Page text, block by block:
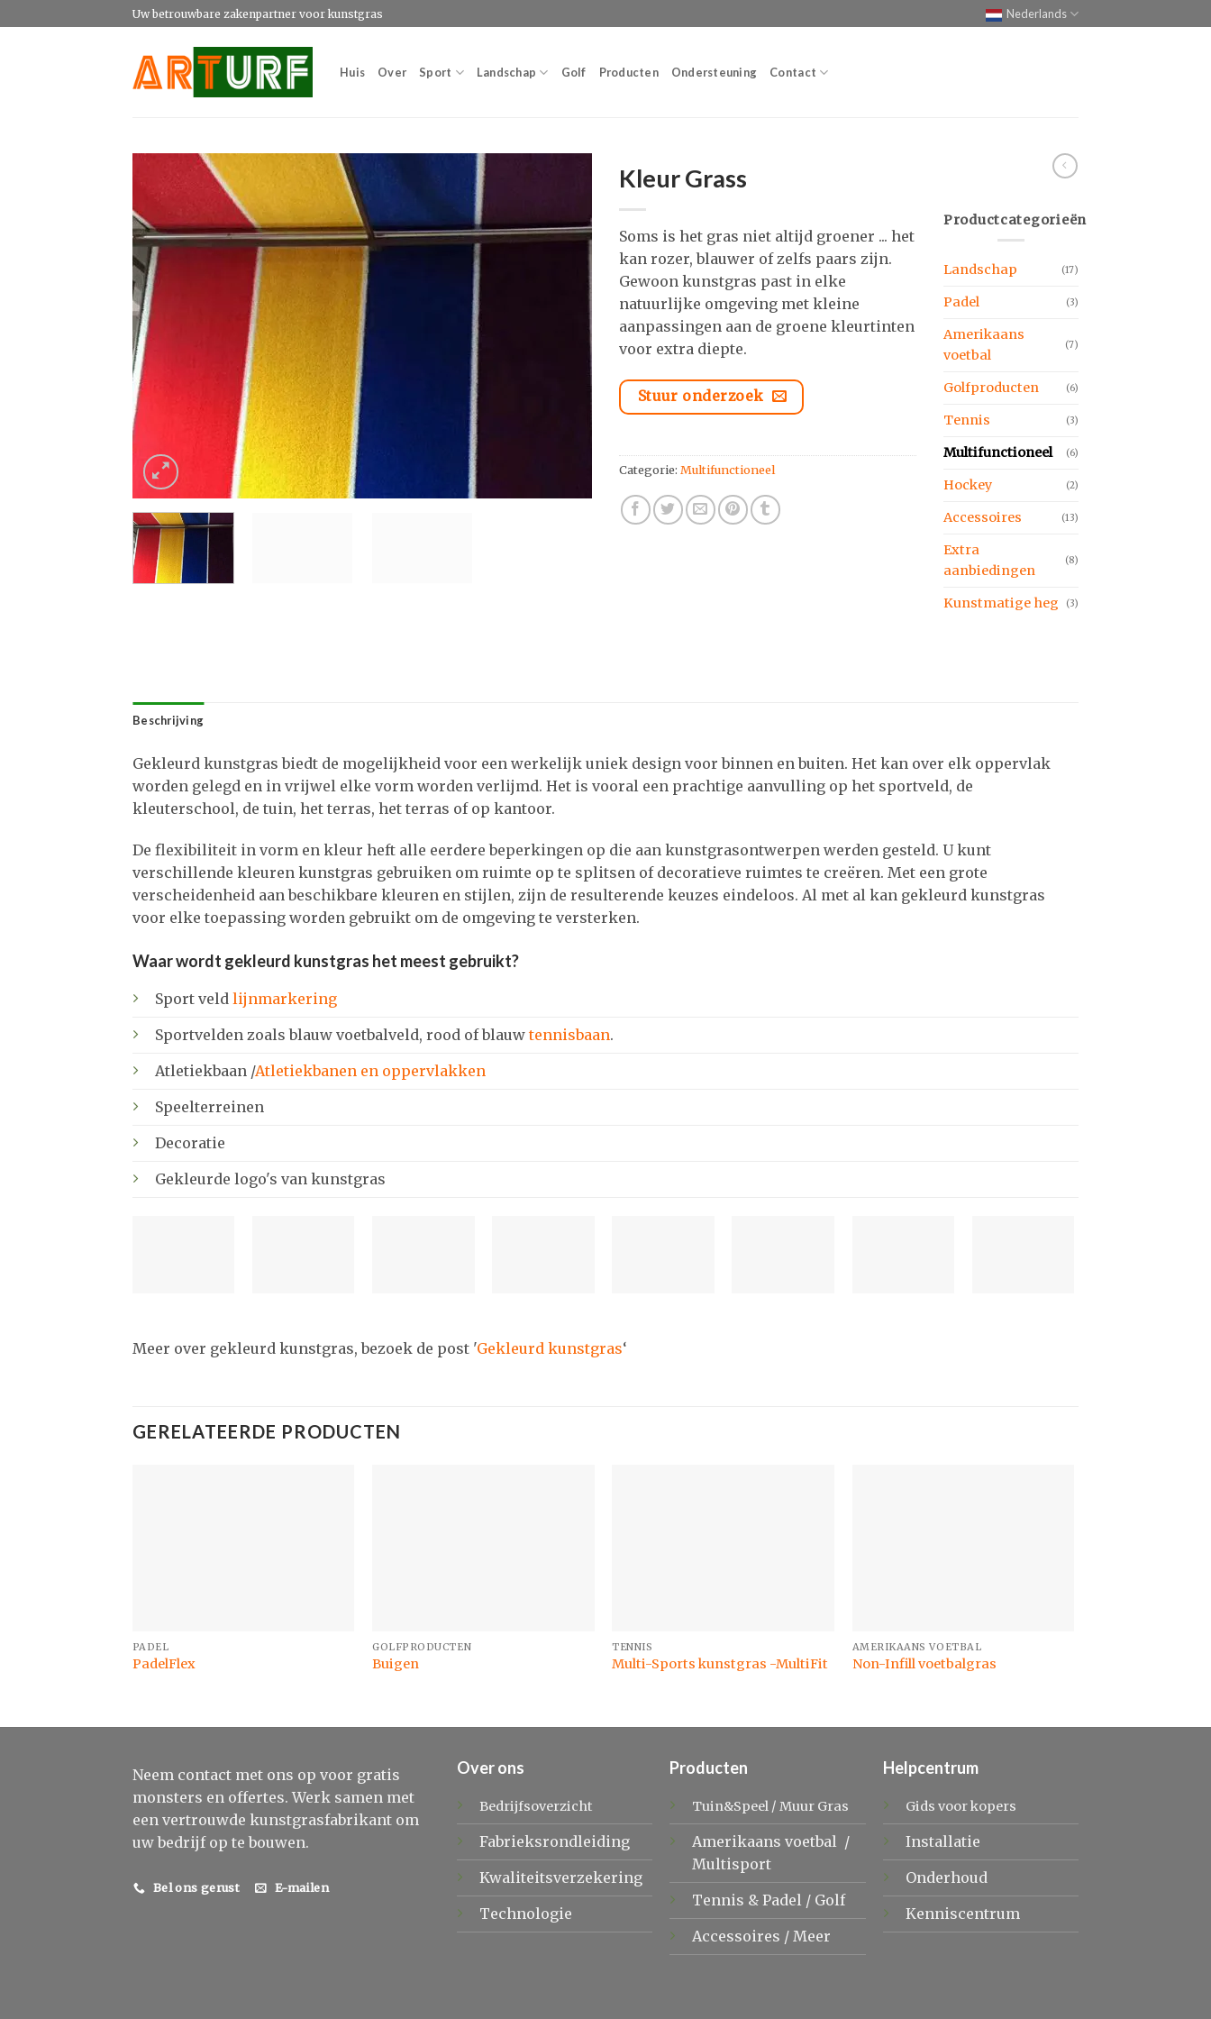
naar
Uw betrouwbare zakenpartner voor kunstgras Nederlands
Huis Over Sport Landschap Golf Producten Ondersteuning Contact
Kleur Grass
Soms is het gras niet altijd groener ... het
kan rozer, blauwer of zelfs paars zijn.
Gewoon kunstgras past in elke
natuurlijke omgeving met kleine
aanpassingen aan de groene kleurtinten
voor extra diepte.
Stuur onderzoek
Categorie: Multifunctioneel
Productcategorieën
Landschap (17)
Padel (3)
Amerikaans
voetbal
(7)
Golfproducten (6)
Tennis (3)
Multifunctioneel (6)
Hockey (2)
Accessoires (13)
Extra
aanbiedingen
(8)
Kunstmatige heg (3)
Beschrijving
Gekleurd kunstgras biedt de mogelijkheid voor een werkelijk uniek design voor binnen en buiten. Het kan over elk oppervlak
worden gelegd en in vrijwel elke vorm worden verlijmd. Het is vooral een prachtige aanvulling op het sportveld, de
kleuterschool, de tuin, het terras, het terras of op kantoor.
De flexibiliteit in vorm en kleur heft alle eerdere beperkingen op die aan kunstgrasontwerpen werden gesteld. U kunt
verschillende kleuren kunstgras gebruiken om ruimte op te splitsen of decoratieve ruimtes te creëren. Met een grote
verscheidenheid aan beschikbare kleuren en stijlen, zijn de resulterende keuzes eindeloos. Al met al kan gekleurd kunstgras
voor elke toepassing worden gebruikt om de omgeving te versterken.
Waar wordt gekleurd kunstgras het meest gebruikt?
Sport veld lijnmarkering
Sportvelden zoals blauw voetbalveld, rood of blauwtennisbaan.
Atletiekbaan /Atletiekbanen en oppervlakken
Speelterreinen
Decoratie
Gekleurde logo's van kunstgras
Meer over gekleurd kunstgras, bezoek de post 'Gekleurd kunstgras‘
GERELATEERDE PRODUCTEN
PADEL
PadelFlex
GOLFPRODUCTEN
Buigen
TENNIS
Multi-Sports kunstgras -MultiFit
AMERIKAANS VOETBAL
Non-Infill voetbalgras
Neem contact met ons op voor gratis
monsters en offertes. Werk samen met
een vertrouwde kunstgrasfabrikant om
uw bedrijf op te bouwen.
Bel ons gerust E-mailen
Over ons
Bedrijfsoverzicht
Fabrieksrondleiding
Kwaliteitsverzekering
Technologie
Producten
Tuin&Speel /Muur Gras
Amerikaans voetbal /
Multisport
Tennis &Padel / Golf
Accessoires /Meer
Helpcentrum
Gids voor kopers
Installatie
Onderhoud
Kenniscentrum